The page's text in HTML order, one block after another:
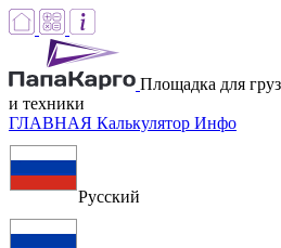
Площадка для
и техники
ГЛАВНАЯ Калькулятор Инфо
Русский